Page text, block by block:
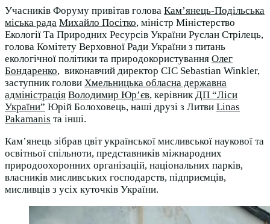
Учасників Форуму привітав голова Кам’янець-Подільська
міська рада Михайло Посітко, міністр Міністерство
Екології Та Природних Ресурсів України Руслан Стрілець,
голова Комітету Верховної Ради України з питань
екологічної політики та природокористування Олег
Бондаренко, виконавчий директор СІС Sebastian Winkler,
заступник голови Хмельницька обласна державна
адміністрація Володимир Юр’єв, керівникДП “Ліси
України” Юрій Болоховець, наші друзі з Литви Linas
Pakamanis та інші.
Камʼянець зібрав цвіт української мисливської наукової та
освітньої спільноти, представників міжнародних
природоохоронних організацій, національних парків,
власників мисливських господарств, підприємців,
мисливців з усіх куточків України.